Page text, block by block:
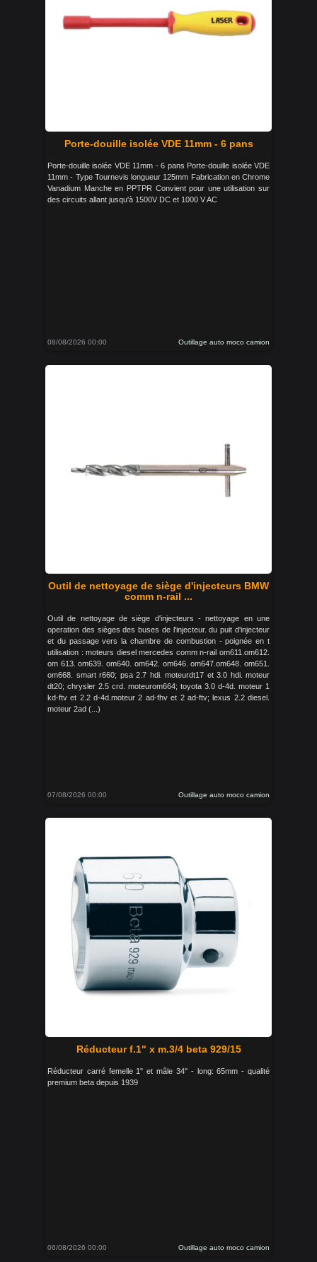
Porte-douille isolée VDE 11mm - 6 pans
Porte-douille isolée VDE 11mm - 6 pans Porte-douille isolée VDE
11mm - Type Tournevis longueur 125mm Fabrication en Chrome
Vanadium Manche en PPTPR Convient pour une utilisation sur
des circuits allant jusqu'à 1500V DC et 1000 V AC
08/08/2026 00:00 Outillage auto moco camion
Outil de nettoyage de siège d'injecteurs BMW
comm n-rail ...
Outil de nettoyage de siège d'injecteurs - nettoyage en une
operation des sièges des buses de l'injecteur. du puit d'injecteur
et du passage vers la chambre de combustion - poignée en t
utilisation : moteurs diesel mercedes comm n-rail om611.om612.
om 613. om639. om640. om642. om646. om647.om648. om651.
om668. smart r660; psa 2.7 hdi. moteurdt17 et 3.0 hdi. moteur
dt20; chrysler 2.5 crd. moteurom664; toyota 3.0 d-4d. moteur 1
kd-ftv et 2.2 d-4d.moteur 2 ad-fhv et 2 ad-ftv; lexus 2.2 diesel.
moteur 2ad (...)
07/08/2026 00:00 Outillage auto moco camion
Réducteur f.1" x m.3/4 beta 929/15
Réducteur carré femelle 1" et mâle 34'' - long: 65mm - qualité
premium beta depuis 1939
06/08/2026 00:00 Outillage auto moco camion